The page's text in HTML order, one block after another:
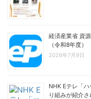
経済産業省 資
（令和8年度）
2026年7月9日
NHK Eテレ「
り組みが紹介